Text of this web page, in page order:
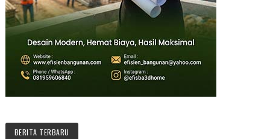
BERITA TERBARU